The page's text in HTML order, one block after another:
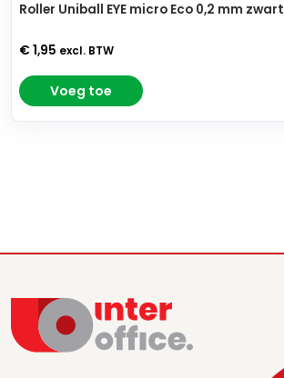
Roller Uniball EYE micro Eco 0,2 mm zwart
€ 1,95 excl. BTW
Voeg toe